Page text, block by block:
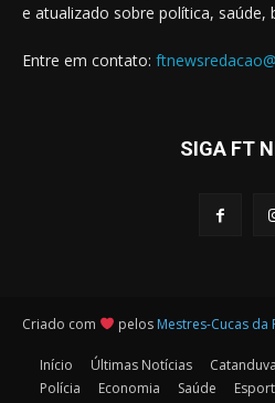
e atualizado sobre política, saúde,
Entre em contato:
SIGA FT
Criado com pelos Mestres-Cucas da
Início Últimas Notícias Catanduva
Polícia
Economia Saúde